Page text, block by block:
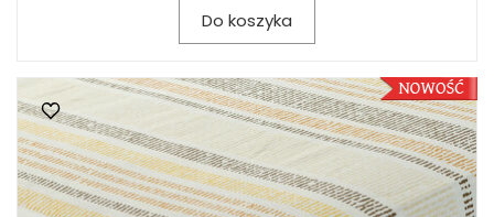
Do koszyka